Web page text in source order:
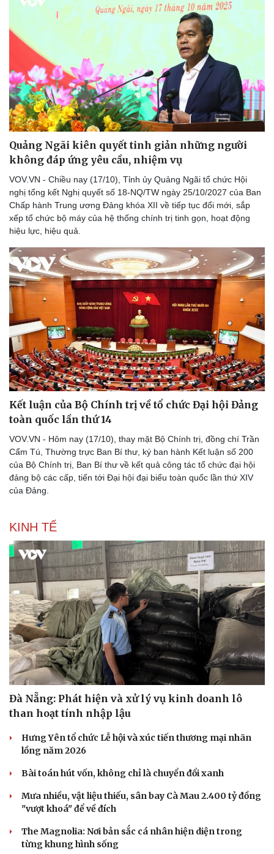
Thể thao
Bóng đá
Lịch thi đấu bóng đá
Thế giới thể thao
eSports
Hậu trường
Ô tô - Xe máy
Ô tô
Xe máy
Tư vấn
Quảng Ngãi kiên quyết tinh giản những người
không đáp ứng yêu cầu, nhiệm vụ
VOV.VN - Chiều nay (17/10), Tỉnh ủy Quảng Ngãi tổ chức Hội
nghị tổng kết Nghị quyết số 18-NQ/TW ngày 25/10/2027 của Ban
Chấp hành Trung ương Đảng khóa XII về tiếp tục đổi mới, sắp
xếp tổ chức bộ máy của hệ thống chính trị tinh gọn, hoạt động
hiệu lực, hiệu quả.
Kết luận của Bộ Chính trị về tổ chức Đại hội Đảng
toàn quốc lần thứ 14
VOV.VN - Hôm nay (17/10), thay mặt Bộ Chính trị, đồng chí Trần
Cẩm Tú, Thường trực Ban Bí thư, ký ban hành Kết luận số 200
của Bộ Chính trị, Ban Bí thư về kết quả công tác tổ chức đại hội
đảng bộ các cấp, tiến tới Đại hội đại biểu toàn quốc lần thứ XIV
của Đảng.
KINH TẾ
Đà Nẵng: Phát hiện và xử lý vụ kinh doanh lô
than hoạt tính nhập lậu
Hưng Yên tổ chức Lễ hội và xúc tiến thương mại nhãn
lồng năm 2026
Bài toán hút vốn, không chỉ là chuyển đổi xanh
Mưa nhiều, vật liệu thiếu, sân bay Cà Mau 2.400 tỷ đồng
"vượt khoá" để về đích
The Magnolia: Nơi bản sắc cá nhân hiện diện trong
từng khung hình sống